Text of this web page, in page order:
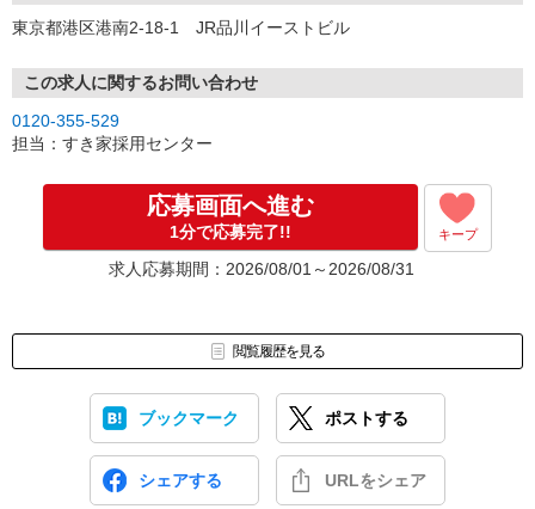
東京都港区港南2-18-1 JR品川イーストビル
この求人に関するお問い合わせ
0120-355-529
担当：すき家採用センター
応募画面へ進む
1分で応募完了!! キープ
求人応募期間：2026/08/01～2026/08/31
閲覧履歴を見る
ブックマーク ポストする
シェアする URLをシェア